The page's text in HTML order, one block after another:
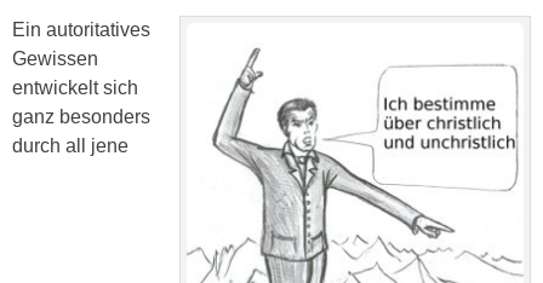
Ein autoritatives
Gewissen
entwickelt sich
ganz besonders
durch all jene